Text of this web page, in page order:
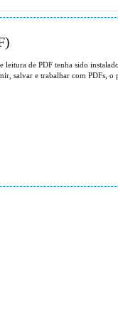
de PDF tenha sido
salvar e trabalhar com PDFs, o